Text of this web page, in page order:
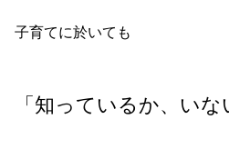
子育てに於いても
「知っているか、いな